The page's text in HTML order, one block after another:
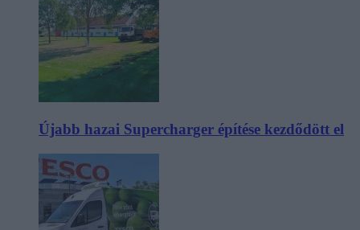
Újabb hazai Supercharger építése kezdődött el